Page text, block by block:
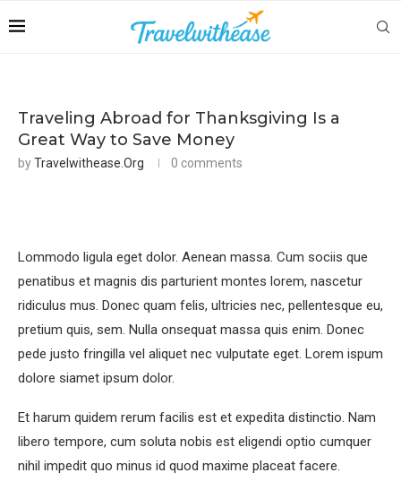
Traveling Abroad for Thanksgiving Is a
Great Way to Save Money
byTravelwithease.org 0 comments
Lommodo ligula eget dolor. Aenean massa. Cum sociis que
penatibus et magnis dis parturient montes lorem, nascetur
ridiculus mus. Donec quam felis, ultricies nec, pellentesque eu,
pretium quis, sem. Nulla onsequat massa quis enim. Donec
pede justo fringilla vel aliquet nec vulputate eget. Lorem ispum
dolore siamet ipsum dolor.
Et harum quidem rerum facilis est et expedita distinctio. Nam
libero tempore, cum soluta nobis est eligendi optio cumquer
nihil impedit quo minus id quod maxime placeat facere.